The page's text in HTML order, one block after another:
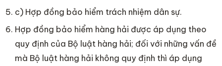
c) Hợp đồng bảo hiểm trách nhiệm dân sự.
Hợp đồng bảo hiểm hàng hải được áp dụng theo
quy định của Bộ luật hàng hải; đối với những vấn đề
mà Bộ luật hàng hải không quy định thì áp dụng